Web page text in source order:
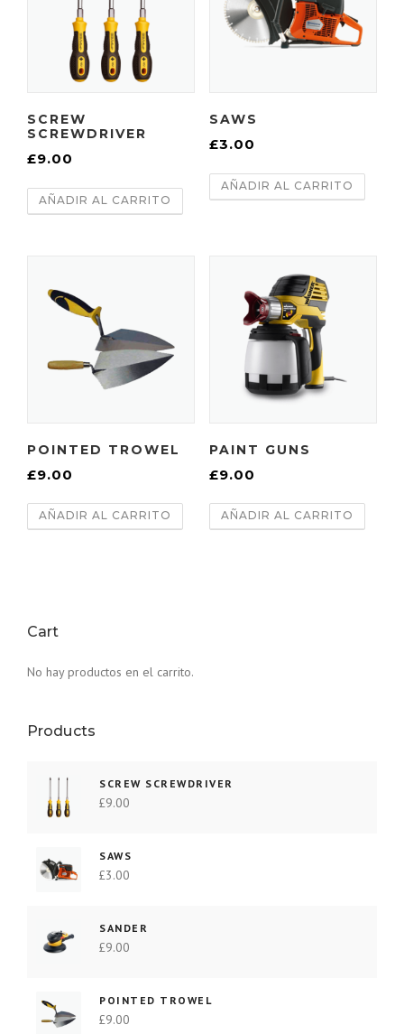
SCREW
SCREWDRIVER
£9.00
AÑADIR AL CARRITO
SAWS
£3.00
AÑADIR AL CARRITO
POINTED TROWEL
£9.00
AÑADIR AL CARRITO
PAINT GUNS
£9.00
AÑADIR AL CARRITO
Cart
No hay productos en el carrito.
Products
SCREW SCREWDRIVER
£9.00
SAWS
£3.00
SANDER
£9.00
POINTED TROWEL
£9.00